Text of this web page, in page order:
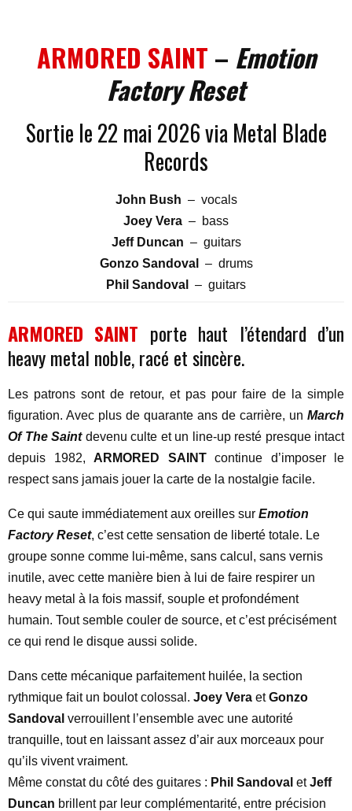
ARMORED SAINT – Emotion
Factory Reset
Sortie le 22 mai 2026 via Metal Blade
Records
John Bush – vocals
Joey Vera – bass
Jeff Duncan – guitars
Gonzo Sandoval
– drums
Phil Sandoval
– guitars
ARMORED SAINT porte haut l’étendard d’un
heavy metal noble, racé et sincère.
Les patrons sont de retour, et pas pour faire de la simple
figuration. Avec plus de quarante ans de carrière, un March
Of The Saintdevenu culte et un line-up resté presque intact
depuis 1982, ARMORED SAINTcontinue d’imposer le
respect sans jamais jouer la carte de la nostalgie facile.
Ce qui saute immédiatement aux oreilles sur Emotion
Factory Reset, c’est cette sensation de liberté totale. Le
groupe sonne comme lui-même, sans calcul, sans vernis
inutile, avec cette manière bien à lui de faire respirer un
heavy metal à la fois massif, souple et profondément
humain. Tout semble couler de source, et c’est précisément
ce qui rend le disque aussi solide.
Dans cette mécanique parfaitement huilée, la section
rythmique fait un boulot colossal. Joey Vera etGonzo
Sandoval verrouillent l’ensemble avec une autorité
tranquille, tout en laissant assez d’air aux morceaux pour
qu’ils vivent vraiment.
Même constat du côté des guitares : Phil Sandoval etJeff
Duncan brillent par leur complémentarité, entre précision